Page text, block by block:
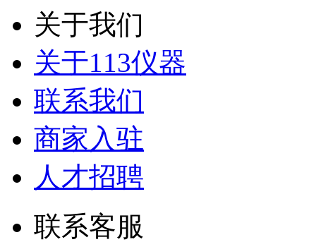
关于我们
关于113仪器
联系我们
商家入驻
人才招聘
联系客服